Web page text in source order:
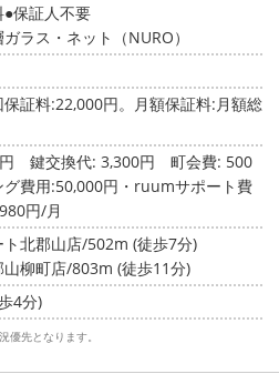
保証人不要
ラス・ネット（NURO）
証料:22,000円。月額保証料:月額総
鍵交換代: 3,300円
町会費: 500
グ費用:50,000円・ruumサポート費
円/月
ト北郡山店/502m (徒歩7分)
山柳町店/803m (徒歩11分)
4分)
優先となります。